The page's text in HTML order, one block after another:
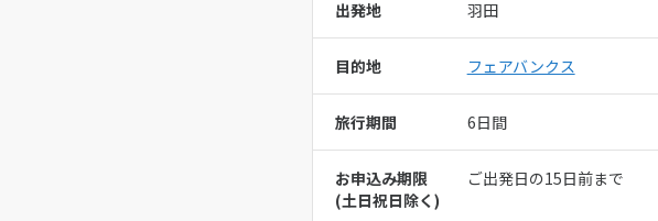
出発地 羽田
目的地 フェアバンクス
旅行期間 6日間
お申込み期限
(⼟⽇祝⽇除く)
ご出発日の15日前まで